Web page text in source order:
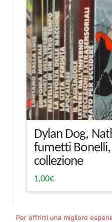
Dylan Dog,
fumetti
collezione
1,00€
Per offrirti una migliore